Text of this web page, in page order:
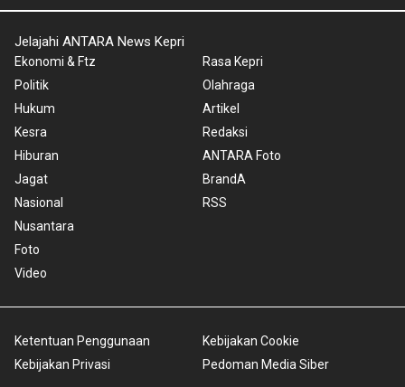
Jelajahi ANTARA News Kepri
Ekonomi & Ftz
Politik
Hukum
Kesra
Hiburan
Jagat
Nasional
Nusantara
Foto
Video
Rasa Kepri
Olahraga
Artikel
Redaksi
ANTARA Foto
BrandA
RSS
Ketentuan Penggunaan
Kebijakan Privasi
Kebijakan Cookie
Pedoman Media Siber